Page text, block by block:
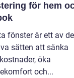
för hem
fönster är ett av
sätten att sänka
öka
och...